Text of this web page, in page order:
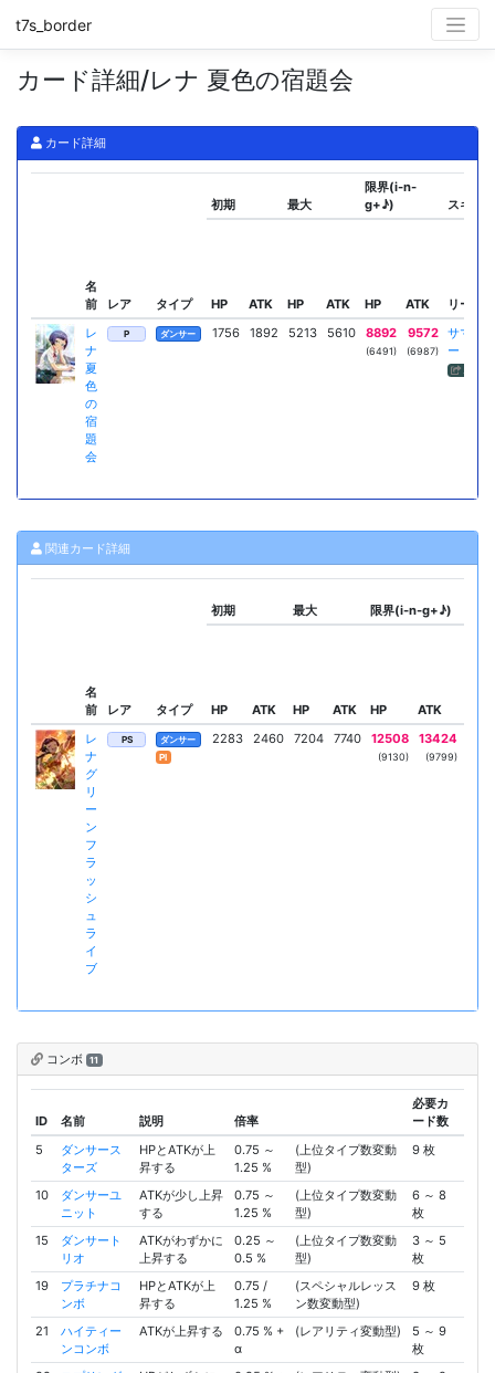
t7s_border
カード詳細/レナ 夏色の宿題会
カード詳細
名
前
レア タイプ
初期 最大
限界(i-n-
g+♪)
スキル
HP ATK HP ATK HP ATK
リーダ
レ
ナ
夏
色
の
宿
題
会
P ダンサー 1756 1892 5213 5610 8892
(6491)
9572
(6987)
サマー
ー
スキル
関連カード詳細
名
前
レア タイプ
初期 最大 限界(i-n-g+♪)
HP ATK HP ATK HP ATK
レ
ナ
グ
リ
ー
ン
フ
ラ
ッ
シ
ュ
ラ
イ
ブ
PS
ダンサー
Pl
2283 2460 7204 7740 12508
(9130)
13424
(9799)
コンボ 11
ID 名前 説明 倍率
必要カ
ード数
5
ダンサース
ターズ
HPとATKが上
昇する
0.75 ～
1.25 %
(上位タイプ数変動
型)
9 枚
10
ダンサーユ
ニット
ATKが少し上昇
する
0.75 ～
1.25 %
(上位タイプ数変動
型)
6 ～ 8
枚
15
ダンサート
リオ
ATKがわずかに
上昇する
0.25 ～
0.5 %
(上位タイプ数変動
型)
3 ～ 5
枚
19
プラチナコ
ンボ
HPとATKが上
昇する
0.75 /
1.25 %
(スペシャルレッス
ン数変動型)
9 枚
21
ハイティー
ンコンボ
ATKが上昇する
0.75 % +
α
(レアリティ変動型)
5 ～ 9
枚